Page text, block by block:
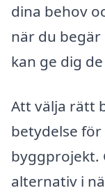
dina behov
när du
kan ge dig
Att välja rätt
betydelse
byggprojekt.
alternativ i